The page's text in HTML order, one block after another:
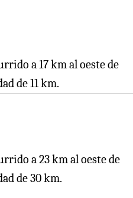
a 17 km al oeste de
de 11 km.
a 23 km al oeste de
de 30 km.